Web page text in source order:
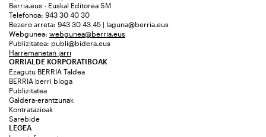
Berria.eus - Euskal Editorea SM
Telefonoa: 943 30 40 30
Bezero arreta: 943 30 43 45 | laguna@berria.eus
Webgunea: webgunea@berria.eus
Publizitatea: publi@bidera.eus
Harremanetan jarri
ORRIALDE KORPORATIBOAK
Ezagutu BERRIA Taldea
BERRIA berri bloga
Publizitatea
Galdera-erantzunak
Kontratazioak
Sarebide
LEGEA